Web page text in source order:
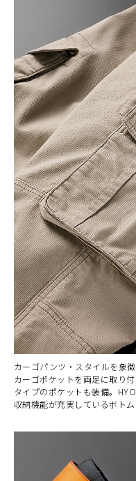
カーゴパンツ・スタイルを象
カーゴポケットを両足に取り
タイプのポケットも装備。
収納機能が充実しているボトム